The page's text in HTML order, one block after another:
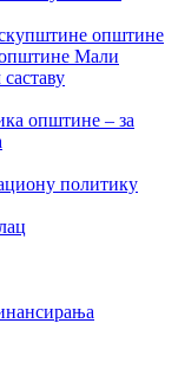
општине
Мали
општине – за
политику